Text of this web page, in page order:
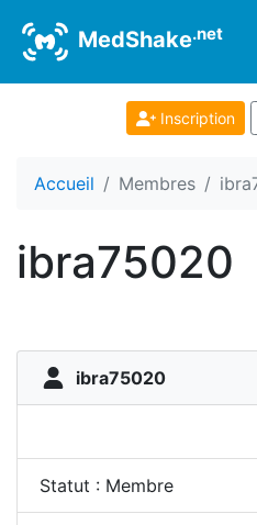
MedShake.net
Inscription
Accueil Membres
ibra75020
ibra75020
Statut : Membre